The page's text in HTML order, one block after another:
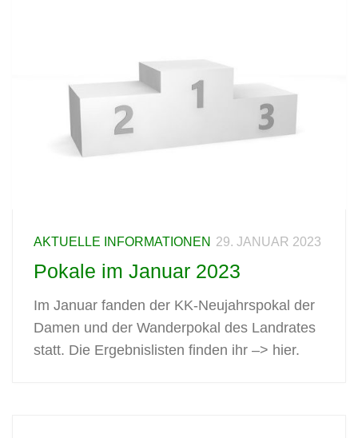
AKTUELLE INFORMATIONEN 29. JANUAR 2023
Pokale im Januar 2023
Im Januar fanden der KK-Neujahrspokal der
Damen und der Wanderpokal des Landrates
statt. Die Ergebnislisten finden ihr –> hier.